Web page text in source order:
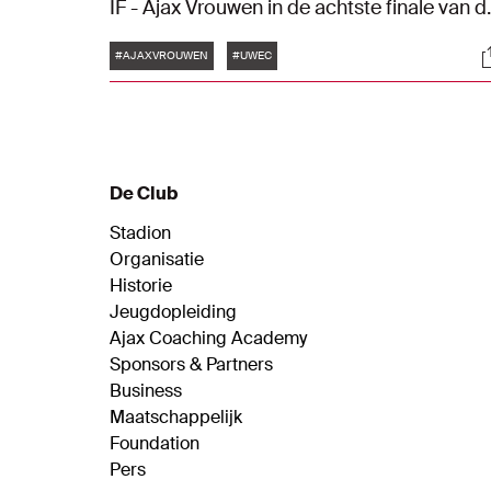
IF - Ajax Vrouwen in de achtste finale van
voor de thuisploeg.
Tags
#AJAXVROUWEN #UWEC
De Club
Stadion
Organisatie
Historie
Jeugdopleiding
Ajax Coaching Academy
Sponsors & Partners
Business
Maatschappelijk
Foundation
Pers